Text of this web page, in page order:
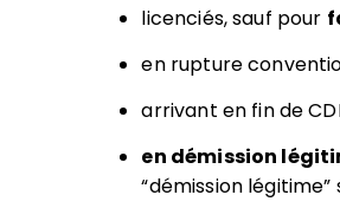
licenciés, sauf pour
en rupture
arrivant en fin de
en démission
“démission légitime”